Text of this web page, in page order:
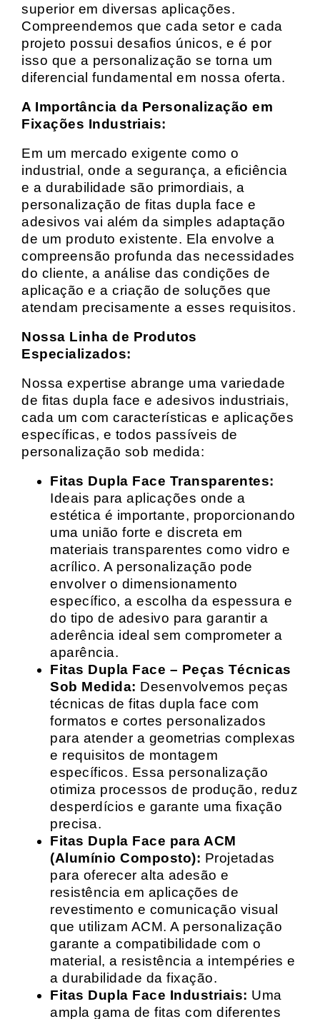
superior em diversas aplicações.
Compreendemos que cada setor e cada
projeto possui desafios únicos, e é por
isso que a personalização se torna um
diferencial fundamental em nossa oferta.
A Importância da Personalização em
Fixações Industriais:
Em um mercado exigente como o
industrial, onde a segurança, a eficiência
e a durabilidade são primordiais, a
personalização de fitas dupla face e
adesivos vai além da simples adaptação
de um produto existente. Ela envolve a
compreensão profunda das necessidades
do cliente, a análise das condições de
aplicação e a criação de soluções que
atendam precisamente a esses requisitos.
Nossa Linha de Produtos
Especializados:
Nossa expertise abrange uma variedade
de fitas dupla face e adesivos industriais,
cada um com características e aplicações
específicas, e todos passíveis de
personalização sob medida:
Fitas Dupla Face Transparentes:
Ideais para aplicações onde a
estética é importante, proporcionando
uma união forte e discreta em
materiais transparentes como vidro e
acrílico. A personalização pode
envolver o dimensionamento
específico, a escolha da espessura e
do tipo de adesivo para garantir a
aderência ideal sem comprometer a
aparência.
Fitas Dupla Face – Peças Técnicas
Sob Medida: Desenvolvemos peças
técnicas de fitas dupla face com
formatos e cortes personalizados
para atender a geometrias complexas
e requisitos de montagem
específicos. Essa personalização
otimiza processos de produção, reduz
desperdícios e garante uma fixação
precisa.
Fitas Dupla Face para ACM
(Alumínio Composto): Projetadas
para oferecer alta adesão e
resistência em aplicações de
revestimento e comunicação visual
que utilizam ACM. A personalização
garante a compatibilidade com o
material, a resistência a intempéries e
a durabilidade da fixação.
Fitas Dupla Face Industriais: Uma
ampla gama de fitas com diferentes